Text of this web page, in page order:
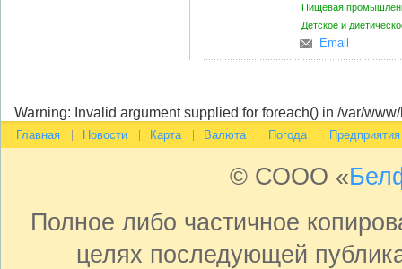
Пищевая
Детское и
Email
Warning: Invalid argument supplied for foreach() in /var/
Главная Новости Карта Валюта Погода Предприятия
© СООО «
Полное либо частичное
целях последующей